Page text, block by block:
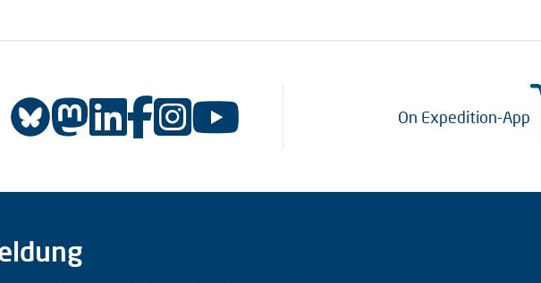
On Expedition-App